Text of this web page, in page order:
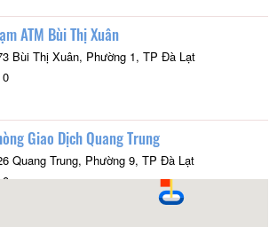
ATM Bùi Thị Xuân
Bùi Thị Xuân, Phường 1, TP Đà Lạt
0
Giao Dịch Quang Trung
Quang Trung, Phường 9, TP Đà Lạt
0